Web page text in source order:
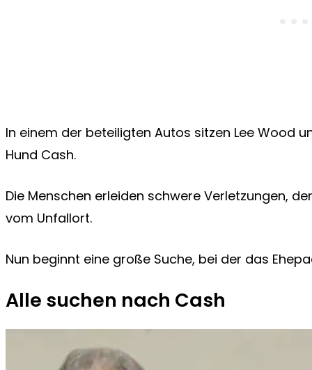
In einem der beteiligten Autos sitzen Lee Wood
Hund Cash.
Die Menschen erleiden schwere Verletzungen,
vom Unfallort.
Nun beginnt eine große Suche, bei der das
Alle suchen nach Cash